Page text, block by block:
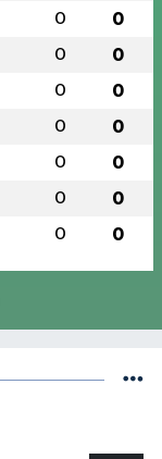
0 0
0 0
0 0
0 0
0 0
0 0
0 0